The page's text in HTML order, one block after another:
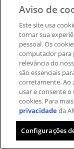
Aviso de
Este site usa
tornar sua
pessoal. ​Os
computador para
relevância do
são essenciais
corretamente. Ao
usar e consente
cookies. Para
privacidadeda
Configurações